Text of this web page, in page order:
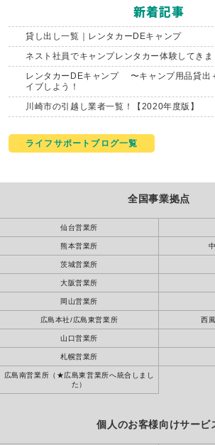
新着記事
貸し出し一覧｜レンタカーDEキャンプ
ネスト社員でキャンプレンタカー体験してき
レンタカーDEキャンプ 〜キャンプ用品貸出
イブしよう！
川崎市の引越し業者一覧！【2020年度版】
ライフサポートブログ一覧
全国事業拠点
仙台営業所
熊本営業所
茨城営業所
大阪営業所
岡山営業所
広島本社/広島東営業所 西
山口営業所
札幌営業所
広島南営業所（★広島東営業所へ統合しまし
た）
個人のお客様向けサービ